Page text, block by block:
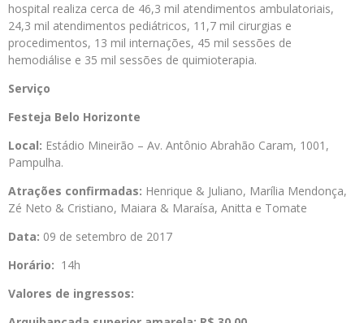
hospital realiza cerca de 46,3 mil atendimentos ambulatoriais,
24,3 mil atendimentos pediátricos, 11,7 mil cirurgias e
procedimentos, 13 mil internações, 45 mil sessões de
hemodiálise e 35 mil sessões de quimioterapia.
Serviço
Festeja Belo Horizonte
Local: Estádio Mineirão – Av. Antônio Abrahão Caram, 1001,
Pampulha.
Atrações confirmadas: Henrique & Juliano, Marília Mendonça,
Zé Neto & Cristiano, Maiara & Maraísa, Anitta e Tomate
Data: 09 de setembro de 2017
Horário: 14h
Valores de ingressos: